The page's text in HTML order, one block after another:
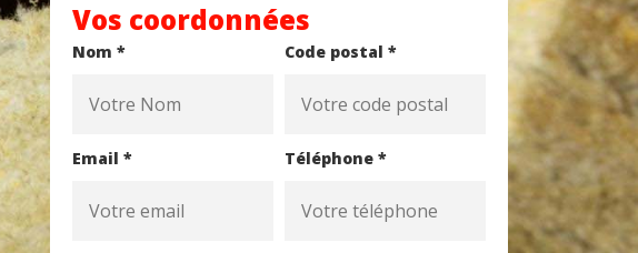
Vos coordonnées
Nom * Code postal *
Email * Téléphone *